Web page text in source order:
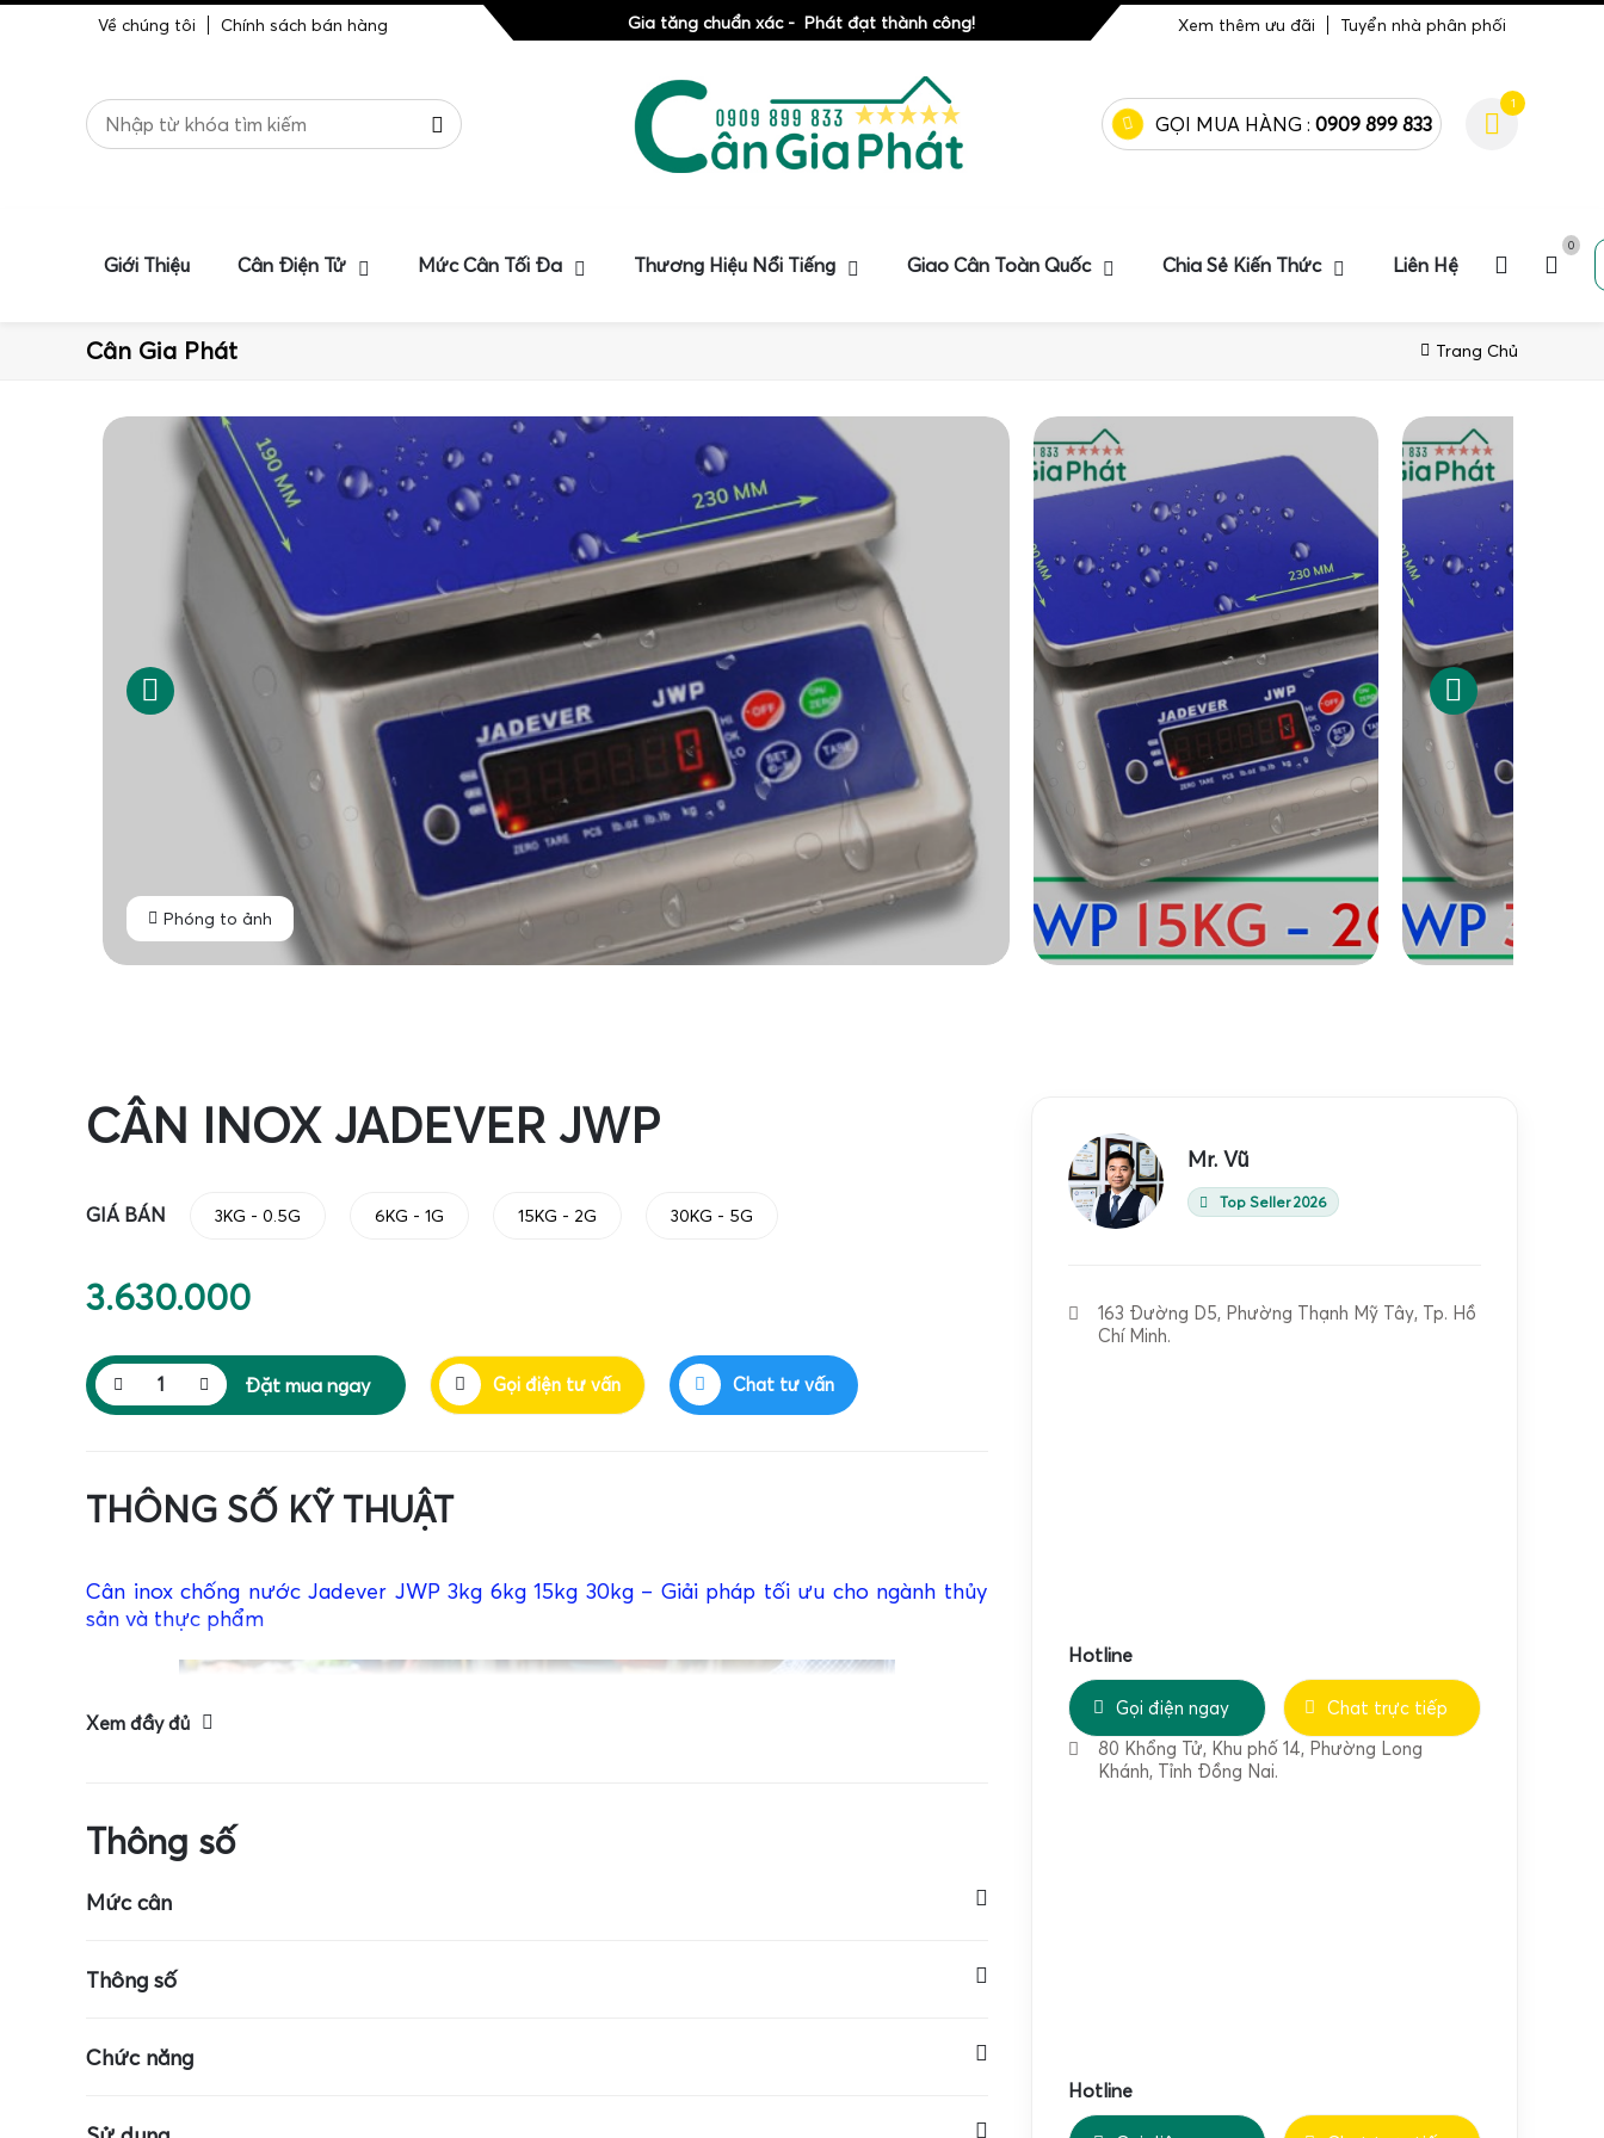
Về chúng tôi Chính sách bán hàng Gia tăng chuẩn xác - Phát đạt thành công! Xem thêm ưu đãi Tuyển nhà phân phối
GỌI MUA HÀNG : 0909 899 833
1
Giới Thiệu Cân Điện Tử Mức Cân Tối Đa Thương Hiệu Nổi Tiếng Giao Cân Toàn Quốc Chia Sẻ Kiến Thức Liên Hệ
0
Cân Gia Phát Trang Chủ
Phóng to ảnh
CÂN INOX JADEVER JWP
GIÁ BÁN 3KG - 0.5G 6KG - 1G 15KG - 2G 30KG - 5G
3.630.000
Đặt mua ngay Gọi điện tư vấn Chat tư vấn
THÔNG SỐ KỸ THUẬT
Cân inox chống nước Jadever JWP 3kg 6kg 15kg 30kg – Giải pháp tối ưu cho ngành thủy
sản và thực phẩm
Xem đầy đủ
Thông số
Mức cân
Thông số
Chức năng
Mr. Vũ
Top Seller 2026
163 Đường D5, Phường Thạnh Mỹ Tây, Tp. Hồ
Chí Minh.
Hotline
Gọi điện ngay
Chat trực tiếp
80 Khổng Tử, Khu phố 14, Phường Long
Khánh, Tỉnh Đồng Nai.
Hotline